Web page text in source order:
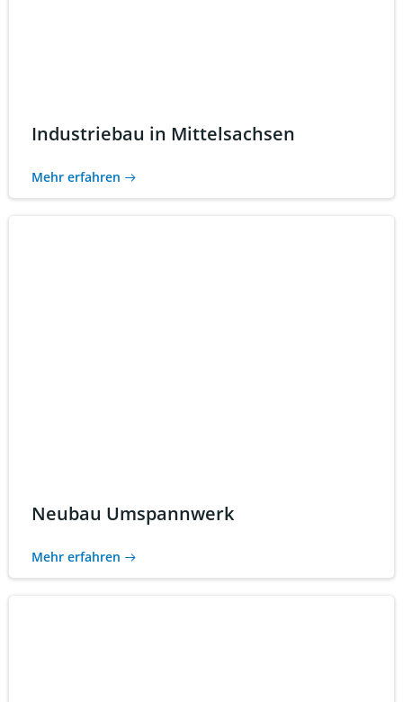
Industriebau in Mittelsachsen
Mehr erfahren
Neubau Umspannwerk
Mehr erfahren